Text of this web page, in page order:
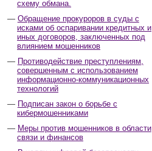
схему обмана.
Обращение прокуроров в суды с
исками об оспаривании кредитных и
иных договоров, заключенных под
влиянием мошенников
Противодействие преступлениям,
совершенным с использованием
информационно-коммуникационных
технологий
Подписан закон о борьбе с
кибермошенниками
Меры против мошенников в области
связи и финансов